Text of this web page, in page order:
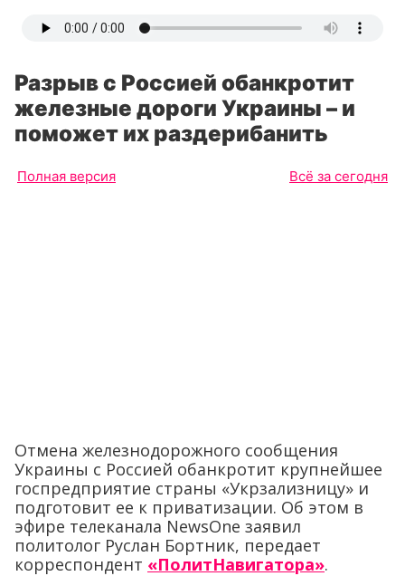
Разрыв с Россией обанкротит
железные дороги Украины – и
поможет их раздерибанить
Полная версия Всё за сегодня
Отмена железнодорожного сообщения
Украины с Россией обанкротит крупнейшее
госпредприятие страны «Укрзализницу» и
подготовит ее к приватизации. Об этом в
эфире телеканала NewsOne заявил
политолог Руслан Бортник, передает
корреспондент «ПолитНавигатора».